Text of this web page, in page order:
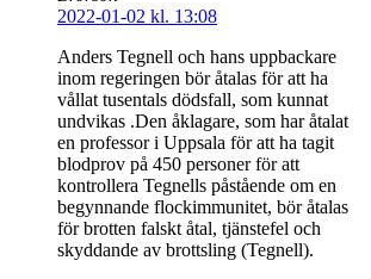
2022-01-02 kl. 13:08
Anders Tegnell och hans uppbackare
inom regeringen bör åtalas för att ha
vållat tusentals dödsfall, som kunnat
undvikas .Den åklagare, som har åtalat
en professor i Uppsala för att ha tagit
blodprov på 450 personer för att
kontrollera Tegnells påstående om en
begynnande flockimmunitet, bör åtalas
för brotten falskt åtal, tjänstefel och
skyddande av brottsling (Tegnell).